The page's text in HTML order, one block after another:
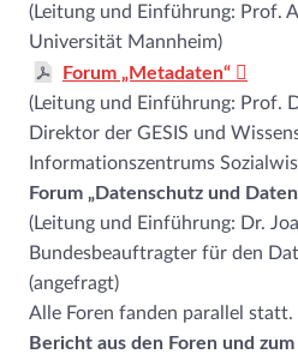
(Leitung und Einführung: Prof.
Universität Mannheim)
Forum „Metadaten“
(Leitung und Einführung: Prof.
Direktor der GESIS und
Informationszentrums
Forum „Datenschutz und
(Leitung und Einführung: Dr.
Bundesbeauftragter für den
(angefragt)
Alle Foren fanden parallel statt.
Bericht aus den Foren und